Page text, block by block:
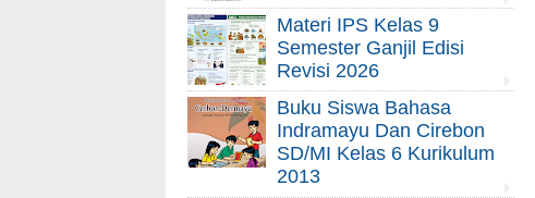
Materi IPS Kelas 9
Semester Ganjil Edisi
Revisi 2026
Buku Siswa Bahasa
Indramayu Dan Cirebon
SD/MI Kelas 6 Kurikulum
2013